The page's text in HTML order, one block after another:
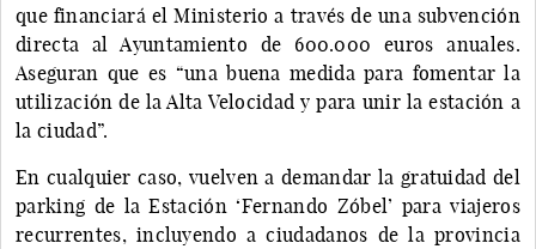
que financiará el Ministerio a través de una subvención
directa al Ayuntamiento de 600.000 euros anuales.
Aseguran que es “una buena medida para fomentar la
utilización de la Alta Velocidad y para unir la estación a
la ciudad”.
En cualquier caso, vuelven a demandar la gratuidad del
parking de la Estación ‘Fernando Zóbel’ para viajeros
recurrentes, incluyendo a ciudadanos de la provincia